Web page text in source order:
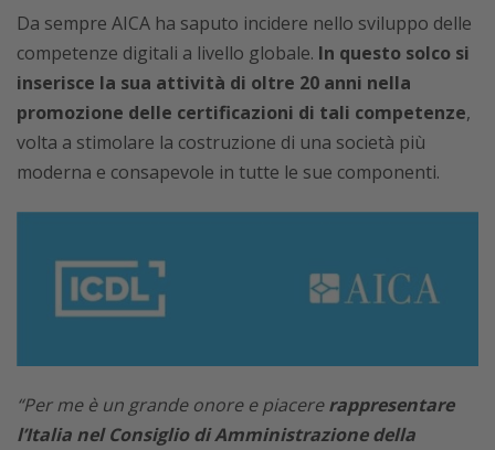
Da sempre AICA ha saputo incidere nello sviluppo delle
competenze digitali a livello globale. In questo solco si
inserisce la sua attività di oltre 20 anni nella
promozione delle certificazioni di tali competenze,
volta a stimolare la costruzione di una società più
moderna e consapevole in tutte le sue componenti.
“Per me è un grande onore e piacererappresentare
l’Italia nel Consiglio di Amministrazione della